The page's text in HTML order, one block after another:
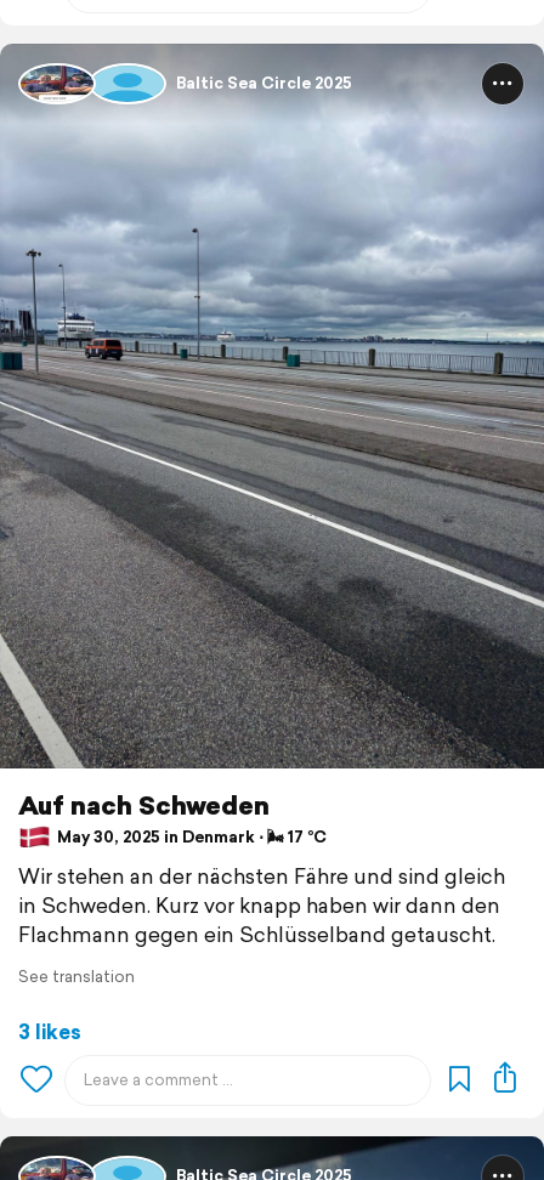
Baltic Sea Circle 2025
Auf nach Schweden
May 30, 2025 in Denmark ⋅ 🌬 17 °C
Wir stehen an der nächsten Fähre und sind gleich
in Schweden. Kurz vor knapp haben wir dann den
Flachmann gegen ein Schlüsselband getauscht.
See translation
3 likes